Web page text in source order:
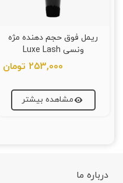
ریمل فوق حجم دهنده مژه
ونسی Luxe Lash
253,000 تومان
مشاهده بیشتر
درباره ما